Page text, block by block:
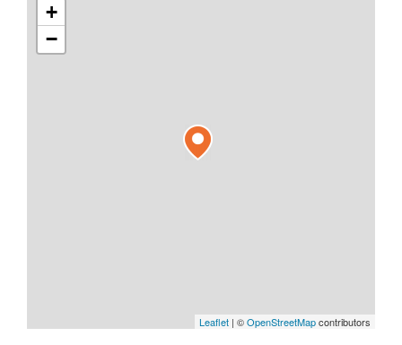
+
−
Leaflet | ©OpenStreetMapcontributors